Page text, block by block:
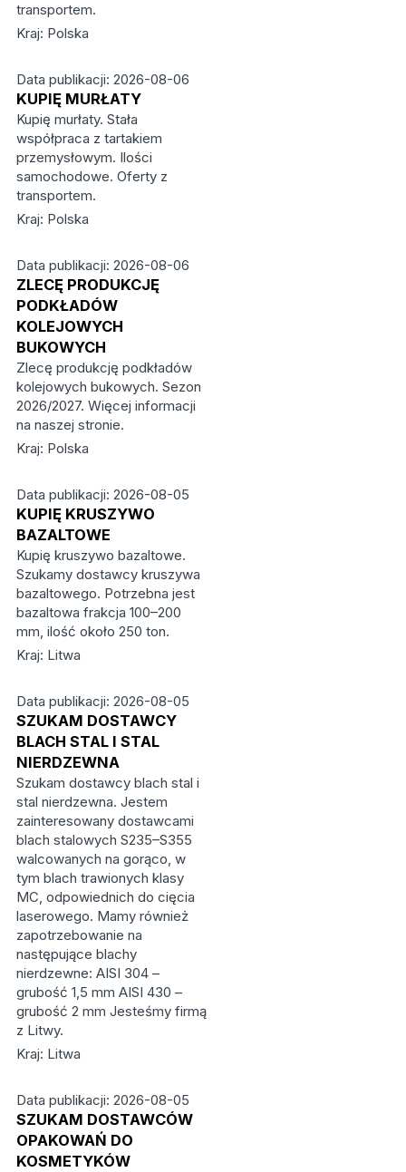
transportem.
Kraj: Polska
Data publikacji: 2026-08-06
KUPIĘ MURŁATY
Kupię murłaty. Stała
współpraca z tartakiem
przemysłowym. Ilości
samochodowe. Oferty z
transportem.
Kraj: Polska
Data publikacji: 2026-08-06
ZLECĘ PRODUKCJĘ
PODKŁADÓW
KOLEJOWYCH
BUKOWYCH
Zlecę produkcję podkładów
kolejowych bukowych. Sezon
2026/2027. Więcej informacji
na naszej stronie.
Kraj: Polska
Data publikacji: 2026-08-05
KUPIĘ KRUSZYWO
BAZALTOWE
Kupię kruszywo bazaltowe.
Szukamy dostawcy kruszywa
bazaltowego. Potrzebna jest
bazaltowa frakcja 100–200
mm, ilość około 250 ton.
Kraj: Litwa
Data publikacji: 2026-08-05
SZUKAM DOSTAWCY
BLACH STAL I STAL
NIERDZEWNA
Szukam dostawcy blach stal i
stal nierdzewna. Jestem
zainteresowany dostawcami
blach stalowych S235–S355
walcowanych na gorąco, w
tym blach trawionych klasy
MC, odpowiednich do cięcia
laserowego. Mamy również
zapotrzebowanie na
następujące blachy
nierdzewne: AISI 304 –
grubość 1,5 mm AISI 430 –
grubość 2 mm Jesteśmy firmą
z Litwy.
Kraj: Litwa
Data publikacji: 2026-08-05
SZUKAM DOSTAWCÓW
OPAKOWAŃ DO
KOSMETYKÓW